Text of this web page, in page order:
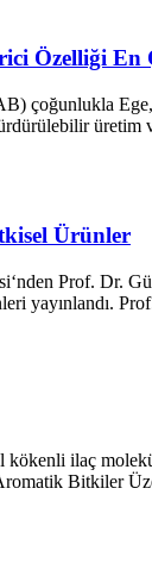
Özelliği
çoğunlukla
Ürünler
Prof. Dr.
yayınlandı.
kökenli ilaç
Bitkiler